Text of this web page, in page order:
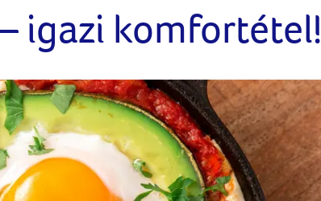
igazi komfortétel!